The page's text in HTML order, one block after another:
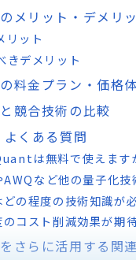
メリット・デメリ
リット
きデメリット
料金プラン・価格
競合技術の比較
くある質問
は無料で使えます
AWQなど他の量子化
どの程度の技術知識が
のコスト削減効果が期
さらに活用する関